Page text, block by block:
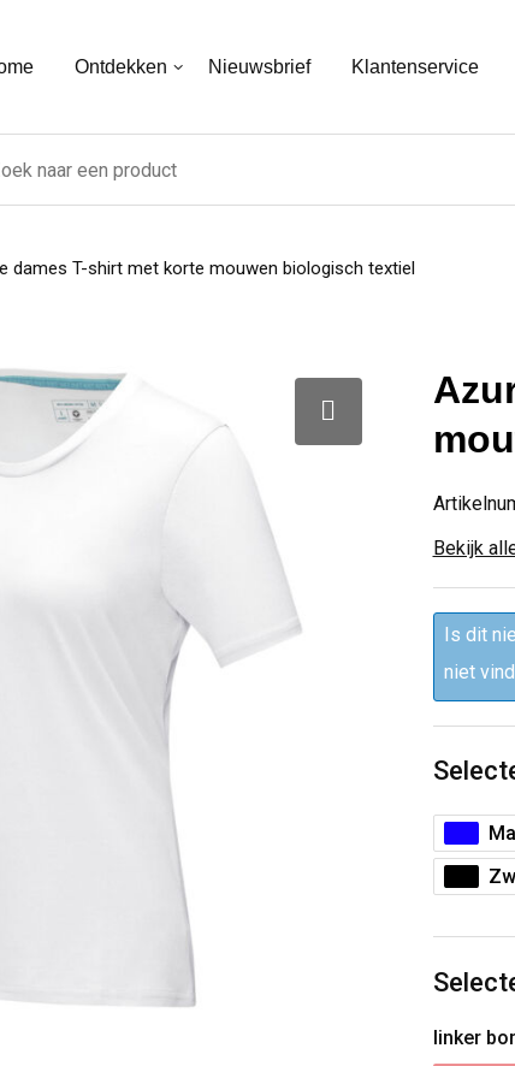
Ontdekken Nieuwsbrief Klantenservice
dames T-shirt met korte mouwen biologisch textiel
Bekijk
Is dit
niet
linker